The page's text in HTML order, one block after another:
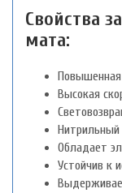
Свойства
мата:
Высокая
Обладает
Устойчив к